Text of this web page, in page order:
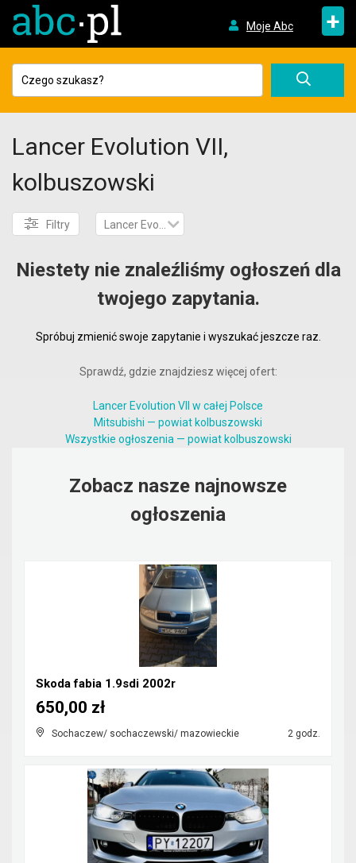
Moje Abc +
Lancer Evolution VII,
kolbuszowski
Filtry Lancer Evolution VII
Niestety nie znaleźliśmy ogłoszeń dla
twojego zapytania.
Spróbuj zmienić swoje zapytanie i wyszukać jeszcze raz.
Sprawdź, gdzie znajdziesz więcej ofert:
Lancer Evolution VII w całej Polsce
Mitsubishi — powiat kolbuszowski
Wszystkie ogłoszenia — powiat kolbuszowski
Zobacz nasze najnowsze
ogłoszenia
Skoda fabia 1.9sdi 2002r
Sochaczew/ sochaczewski/ mazowieckie 2 godz.
650,00 zł